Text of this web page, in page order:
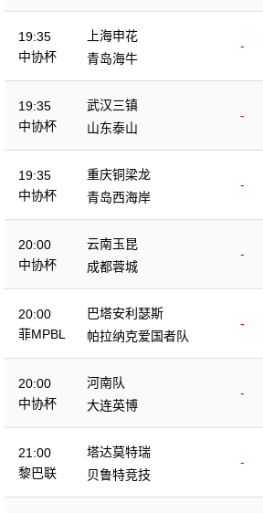
19:35
中协杯
上海申花
-
青岛海牛
19:35
中协杯
武汉三镇
-
山东泰山
19:35
中协杯
重庆铜梁龙
-
青岛西海岸
20:00
中协杯
云南玉昆
-
成都蓉城
20:00
菲MPBL
巴塔安利瑟斯
-
帕拉纳克爱国者队
20:00
中协杯
河南队
-
大连英博
21:00
黎巴联
塔达莫特瑞
-
贝鲁特竞技